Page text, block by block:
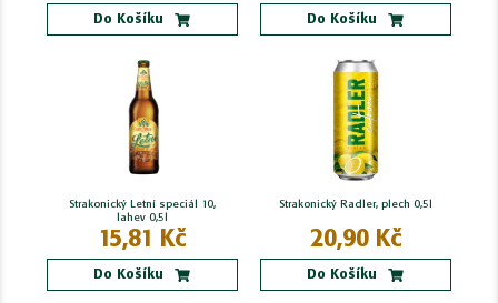
Do Košíku Do Košíku
Strakonický Letní speciál 10,
lahev 0,5l
15,81 Kč
Do Košíku
Strakonický Radler, plech 0,5l
20,90 Kč
Do Košíku